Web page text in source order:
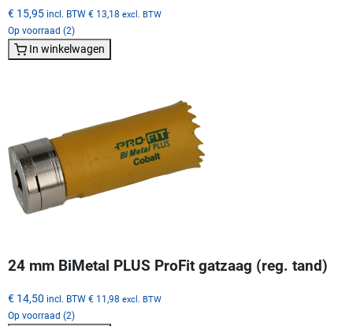
€ 15,95 incl. BTW € 13,18 excl. BTW
Op voorraad (2)
In winkelwagen
24 mm BiMetal PLUS ProFit gatzaag (reg. tand)
€ 14,50 incl. BTW € 11,98 excl. BTW
Op voorraad (2)